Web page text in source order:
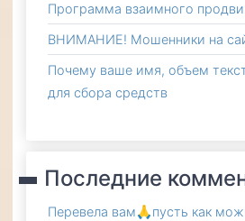
Программа взаимного
ВНИМАНИЕ! Мошенники на
Почему ваше имя, объем
для сбора средств
Последние
Перевела вам🙏пусть как